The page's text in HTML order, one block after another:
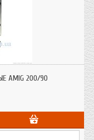
- Испания
AMIG 200/90